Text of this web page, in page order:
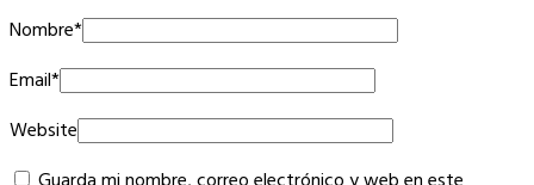
Nombre*
Email*
Website